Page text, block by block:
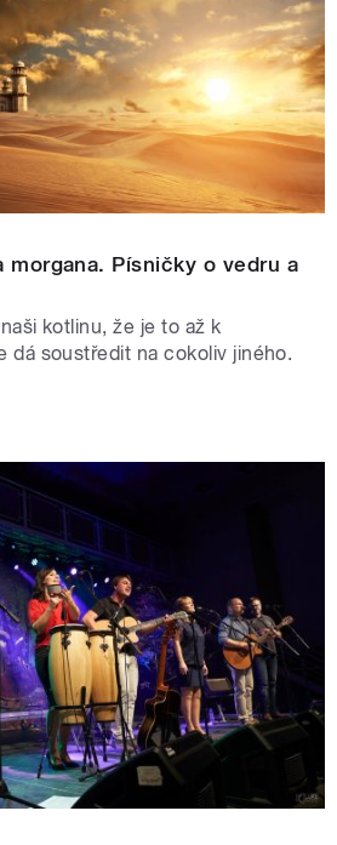
morgana. Písničky o vedru a
kotlinu, že je to až k
dá soustředit na cokoliv jiného.